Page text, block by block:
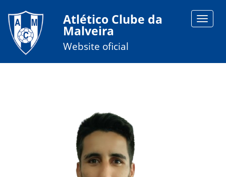
Toggle
Atlético Clube da
Malveira
Website oficial